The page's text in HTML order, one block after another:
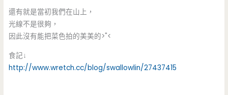
還有就是當初我們在山上，
光線不是很夠，
因此沒有能把菜色拍的美美的>"<
食記↓
http://www.wretch.cc/blog/swallowlin/27437415